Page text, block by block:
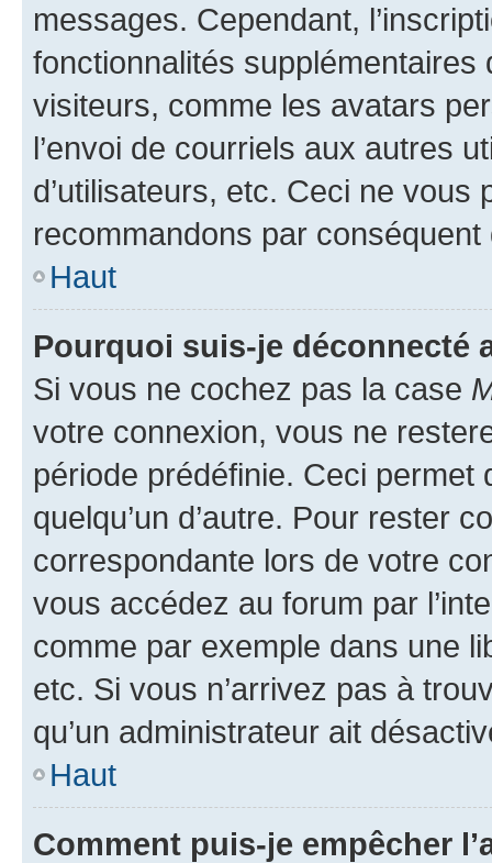
messages. Cependant,
fonctionnalités
visiteurs, comme les avatars
l’envoi de courriels aux autres
d’utilisateurs, etc. Ceci ne vous
recommandons par conséquent
Haut
Pourquoi suis-je déconnecté
Si vous ne cochez pas la case
votre connexion, vous ne
période prédéfinie. Ceci permet
quelqu’un d’autre. Pour rester
correspondante lors de votre
vous accédez au forum par
comme par exemple dans une
etc. Si vous n’arrivez pas à
qu’un administrateur ait
Haut
Comment puis-je empêcher